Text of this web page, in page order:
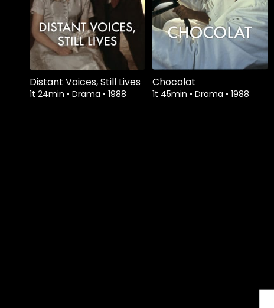
Distant Voices, Still Lives
1t 24min • Drama • 1988
Chocolat
1t 45min • Drama • 1988